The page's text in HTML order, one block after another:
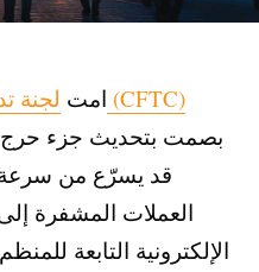
امت لجنة تداول السلع الآجلة (CFTC)
بصمت بتحديث جزء حرج
قد يسرّع من
العملات المشفرة
الإلكترونية التابعة